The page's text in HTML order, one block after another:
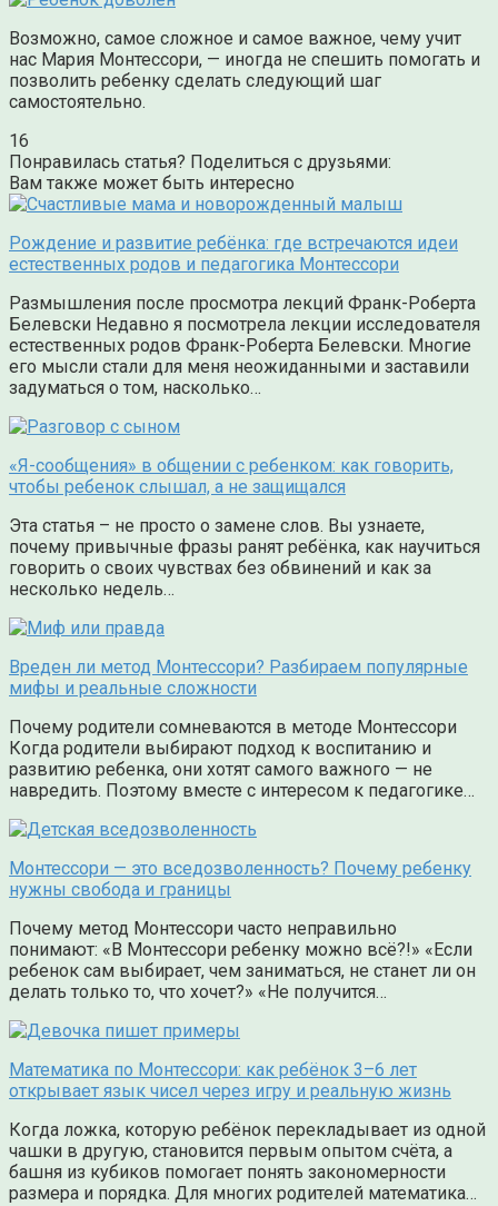
Возможно, самое сложное и самое важное, чему учит
нас Мария Монтессори, — иногда не спешить помогать и
позволить ребенку сделать следующий шаг
самостоятельно.
16
Понравилась статья? Поделиться с друзьями:
Вам также может быть интересно
Рождение и развитие ребёнка: где встречаются идеи
естественных родов и педагогика Монтессори
Размышления после просмотра лекций Франк-Роберта
Белевски Недавно я посмотрела лекции исследователя
естественных родов Франк-Роберта Белевски. Многие
его мысли стали для меня неожиданными и заставили
задуматься о том, насколько…
«Я-сообщения» в общении с ребенком: как говорить,
чтобы ребенок слышал, а не защищался
Эта статья – не просто о замене слов. Вы узнаете,
почему привычные фразы ранят ребёнка, как научиться
говорить о своих чувствах без обвинений и как за
несколько недель…
Вреден ли метод Монтессори? Разбираем популярные
мифы и реальные сложности
Почему родители сомневаются в методе Монтессори
Когда родители выбирают подход к воспитанию и
развитию ребенка, они хотят самого важного — не
навредить. Поэтому вместе с интересом к педагогике…
Монтессори — это вседозволенность? Почему ребенку
нужны свобода и границы
Почему метод Монтессори часто неправильно
понимают: «В Монтессори ребенку можно всё?!» «Если
ребенок сам выбирает, чем заниматься, не станет ли он
делать только то, что хочет?» «Не получится…
Математика по Монтессори: как ребёнок 3–6 лет
открывает язык чисел через игру и реальную жизнь
Когда ложка, которую ребёнок перекладывает из одной
чашки в другую, становится первым опытом счёта, а
башня из кубиков помогает понять закономерности
размера и порядка. Для многих родителей математика…